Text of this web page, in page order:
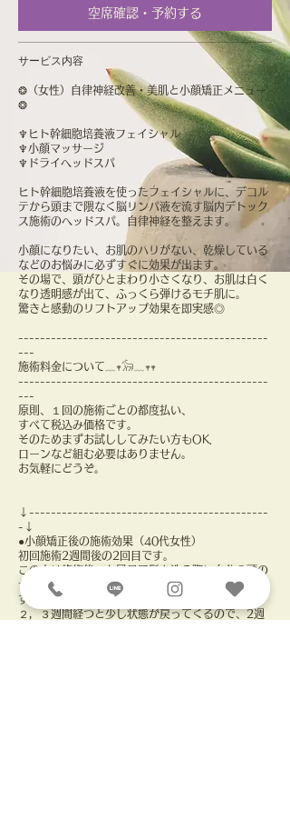
分
空席確認・予約する
サービス内容
❂（女性）自律神経改善・美肌と小顔矯正メニュー
❂
♆ヒト幹細胞培養液フェイシャル
♆小顔マッサージ
♆ドライヘッドスパ
ヒト幹細胞培養液を使ったフェイシャルに、デコル
テから頭まで隈なく脳リンパ液を流す脳内デトック
ス施術のヘッドスパ。自律神経を整えます。
小顔になりたい、お肌のハリがない、乾燥している
などのお悩みに必ずすぐに効果が出ます。
その場で、頭がひとまわり小さくなり、お肌は白く
なり透明感が出て、ふっくら弾けるモチ肌に。
驚きと感動のリフトアップ効果を即実感◎
----------------------------------------------
---
施術料金について﹏𖥧𓃘﹏𖥧𖥧
----------------------------------------------
---
原則、１回の施術ごとの都度払い、
すべて税込み価格です。
そのためまずお試ししてみたい方もOK．
ローンなど組む必要はありません。
お気軽にどうぞ。
↓--------------------------------------------
-↓
●小顔矯正後の施術効果（40代女性）
初回施術2週間後の2回目です。
この方は施術後、お風呂で髪を洗う際に自分の頭の
サイズが以前と全然違うと改めて実感されたようで
す。
２，３週間経つと少し状態が戻ってくるので、2週